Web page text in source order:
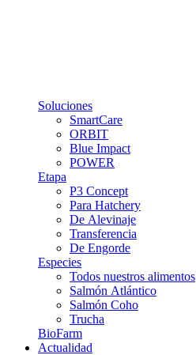
Soluciones
SmartCare
ORBIT
Blue Impact
POWER
Etapa
P3 Concept
Para Hatchery
De Alevinaje
Transferencia
De Engorde
Especies
Todos nuestros alimentos
Salmón Atlántico
Salmón Coho
Trucha
BioFarm
Actualidad